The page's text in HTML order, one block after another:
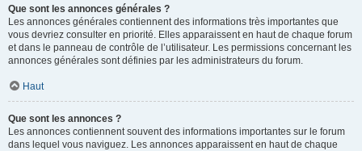
Que sont les annonces générales ?
Les annonces générales contiennent des informations très importantes que
vous devriez consulter en priorité. Elles apparaissent en haut de chaque forum
et dans le panneau de contrôle de l’utilisateur. Les permissions concernant les
annonces générales sont définies par les administrateurs du forum.
Haut
Que sont les annonces ?
Les annonces contiennent souvent des informations importantes sur le forum
dans lequel vous naviguez. Les annonces apparaissent en haut de chaque